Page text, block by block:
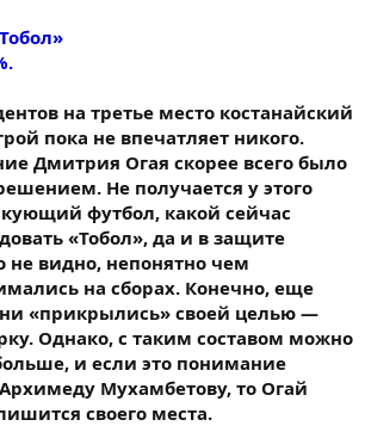
на третье место костанайский
пока не впечатляет никого.
Дмитрия Огая скорее всего было
Не получается у этого
футбол, какой сейчас
«Тобол», да и в защите
не видно, непонятно чем
на сборах. Конечно, еще
«прикрылись» своей целью —
Однако, с таким составом можно
и если это понимание
Мухамбетову, то Огай
своего места.